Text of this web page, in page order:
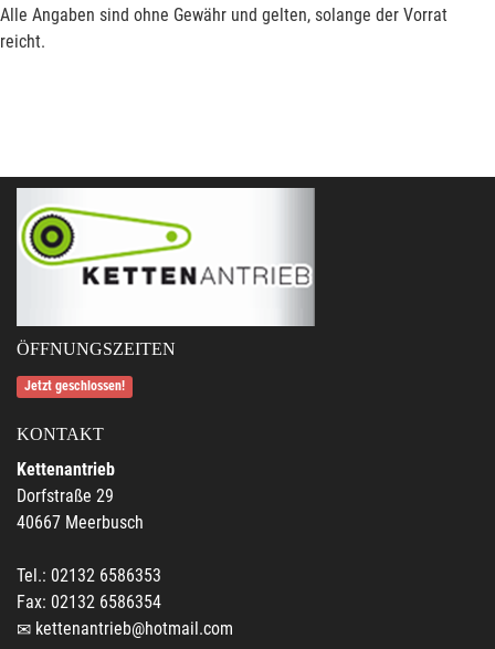
Alle Angaben sind ohne Gewähr und gelten, solange der Vorrat
reicht.
ÖFFNUNGSZEITEN
Jetzt geschlossen!
KONTAKT
Kettenantrieb
Dorfstraße 29
40667 Meerbusch
Tel.: 02132 6586353
Fax: 02132 6586354
kettenantrieb@hotmail.com